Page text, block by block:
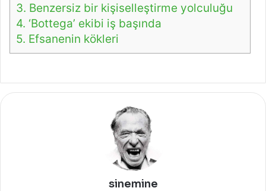
3. Benzersiz bir kişiselleştirme yolculuğu
4. ‘Bottega’ ekibi iş başında
5. Efsanenin kökleri
sinemine